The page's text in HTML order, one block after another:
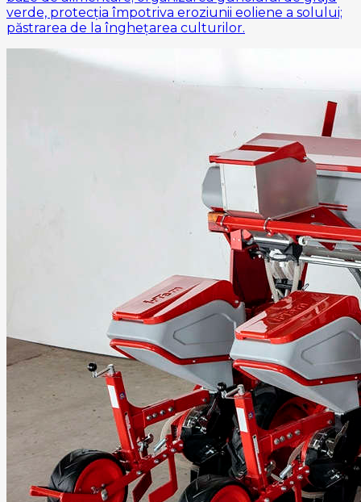
verde, protecția împotriva eroziunii eoliene a solului;
păstrarea de la înghețarea culturilor.